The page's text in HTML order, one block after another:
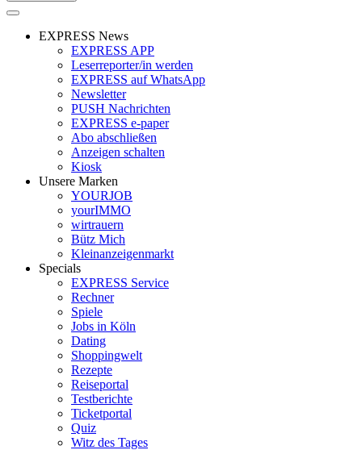
EXPRESS News
EXPRESS APP
Leserreporter/in werden
EXPRESS auf WhatsApp
Newsletter
PUSH Nachrichten
EXPRESS e-paper
Abo abschließen
Anzeigen schalten
Kiosk
Unsere Marken
YOURJOB
yourIMMO
wirtrauern
Bütz Mich
Kleinanzeigenmarkt
Specials
EXPRESS Service
Rechner
Spiele
Jobs in Köln
Dating
Shoppingwelt
Rezepte
Reiseportal
Testberichte
Ticketportal
Quiz
Witz des Tages